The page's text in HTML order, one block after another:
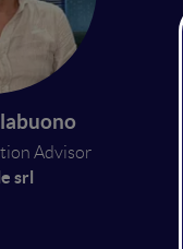
Advisor
srl